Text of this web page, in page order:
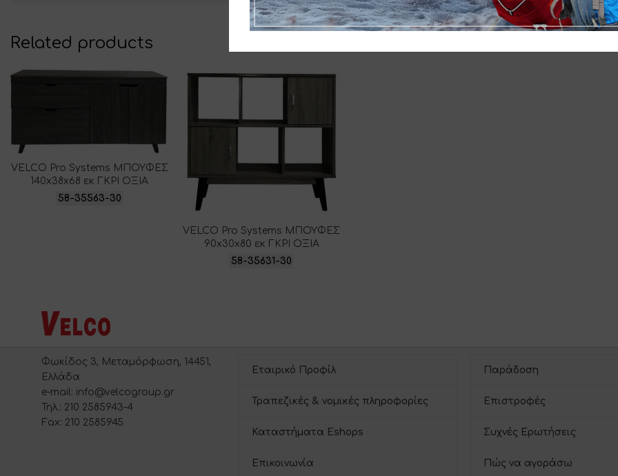
Related products
VELCO Pro Systems ΜΠΟΥΦΕΣ
140x38x68 εκ ΓΚΡΙ ΟΞΙΑ
58-35563-30
VELCO Pro Systems ΜΠΟΥΦΕΣ
90x30x80 εκ ΓΚΡΙ ΟΞΙΑ
58-35631-30
Φωκίδος 3, Μεταμόρφωση, 14451,
Ελλάδα
e-mail: info@velcogroup.gr
Τηλ.: 210 2585943-4
Fax: 210 2585945
Εταιρικό Προφίλ
Τραπεζικές & νομικές πληροφορίες
Καταστήματα Eshops
Επικοινωνία
Παράδοση
Επιστροφές
Συχνές Ερωτήσεις
Πώς να αγοράσω